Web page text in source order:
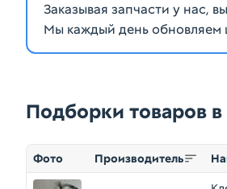
Заказывая запчасти у нас,
Мы каждый день обновляем
Подборки товаров
Фото Производитель